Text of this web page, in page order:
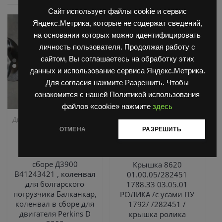
Сайт использует файлы cookie и сервис
Яндекс.Метрика, которые не содержат сведений,
на основании которых можно идентифицировать
личность пользователя. Продолжая работу с
сайтом, Вы соглашаетесь на обработку этих
данных и использование сервиса Яндекс.Метрика.
Для согласия нажмите Разрешить. Чтобы
ознакомится с нашей Политикой использования
файлов «cookie» нажмите здесь
ОТМЕНА РАЗРЕШИТЬ
Двигатель Д3900
Балканкар,ТНВД
сборе Д3900
B41243421 , коленвал
для болгарского
погрузчика Балканкар,
коленвал в сборе для
двигателя Perkins D
Запчасти Балканкар,
Погрузчик ДВ 1792, 1788,
1794, 1784, 1786,Погрузчик
Крышка 8620
01.00.05/282451
1788.33 03.05.01
РОЛИКА /с усами ПУ
1792/ /282451 /
крышка ролика